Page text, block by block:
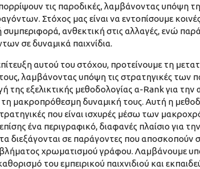
τις παροδικές, λαμβάνοντας
Στόχος μας είναι να εντοπίσουμε
συμπεριφορά, ανθεκτική στις αλλαγές, ενώ
σε δυναμικά παιχνίδια.
αυτού του στόχου, προτείνουμε τη
λαμβάνοντας υπόψη τις στρατηγικές των
της εξελικτικής μεθοδολογίας α-Rank για
μακροπρόθεσμη δυναμική τους. Αυτή η
που είναι ισχυρές μέσω των
επίσης ένα περιγραφικό, διαφανές πλαίσιο
διεξάγονται σε παράγοντες που αποσκοπούν
χρωματισμού γράφου. Λαμβάνουμε
του εμπειρικού παιχνιδιού και